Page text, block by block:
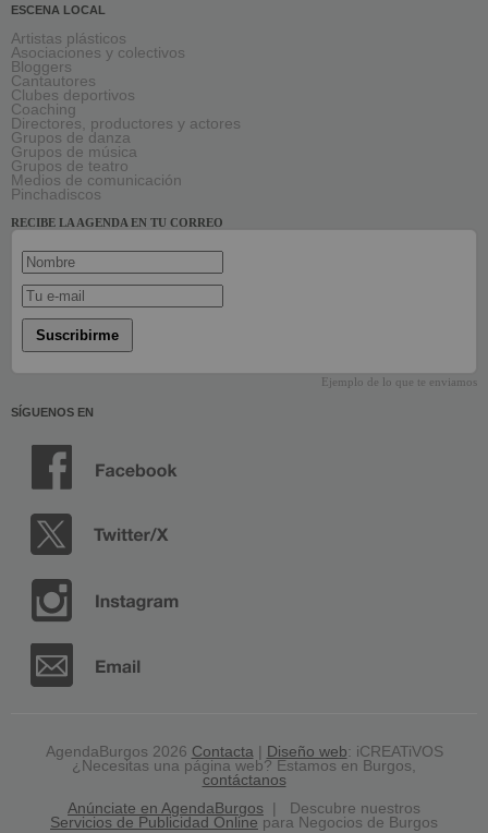
ESCENA LOCAL
Artistas plásticos
Asociaciones y colectivos
Bloggers
Cantautores
Clubes deportivos
Coaching
Directores, productores y actores
Grupos de danza
Grupos de música
Grupos de teatro
Medios de comunicación
Pinchadiscos
RECIBE LA AGENDA EN TU CORREO
Suscribirme
Ejemplo de lo que te enviamos
SÍGUENOS EN
AgendaBurgos 2026 Contacta| Diseño web: iCREATiVOS
¿Necesitas una página web? Estamos en Burgos,
contáctanos
Anúnciate en AgendaBurgos | Descubre nuestros
Servicios de Publicidad Online para Negocios de Burgos